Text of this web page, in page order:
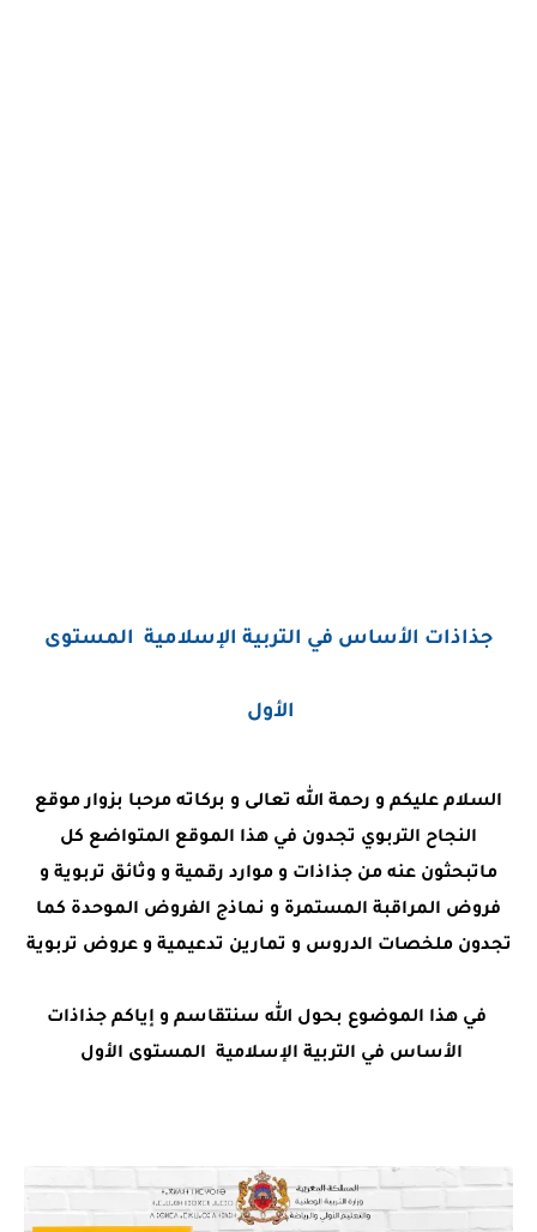
جذاذات الأساس في التربية الإسلامية المستوى
الأول
السلام عليكم و رحمة الله تعالى و بركاته مرحبا بزوار موقع
النجاح التربوي تجدون في هذا الموقع المتواضع كل
ماتبحثون عنه من جذاذات و موارد رقمية و وثائق تربوية و
فروض المراقبة المستمرة و نماذج الفروض الموحدة كما
تجدون ملخصات الدروس و تمارين تدعيمية و عروض تربوية
في هذا الموضوع بحول الله سنتقاسم و إياكمجذاذات
الأساس في التربية الإسلامية المستوى الأول